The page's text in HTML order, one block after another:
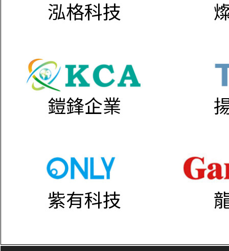
泓格科技
鎧鋒企業
紫有科技